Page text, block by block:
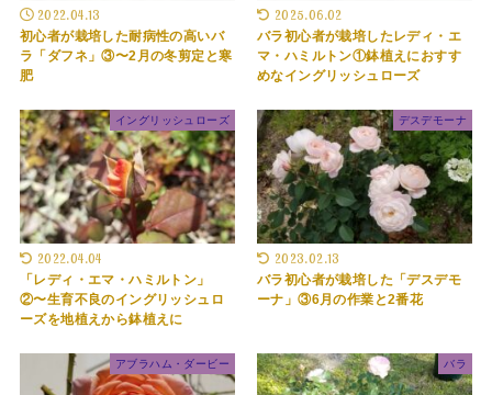
2022.04.13
初心者が栽培した耐病性の高いバ
ラ「ダフネ」③〜2月の冬剪定と寒
肥
2025.06.02
バラ初心者が栽培したレディ・エ
マ・ハミルトン①鉢植えにおすす
めなイングリッシュローズ
イングリッシュローズ
2022.04.04
「レディ・エマ・ハミルトン」
②〜生育不良のイングリッシュロ
ーズを地植えから鉢植えに
デスデモーナ
2023.02.13
バラ初心者が栽培した「デスデモ
ーナ」③6月の作業と2番花
アブラハム・ダービー バラ